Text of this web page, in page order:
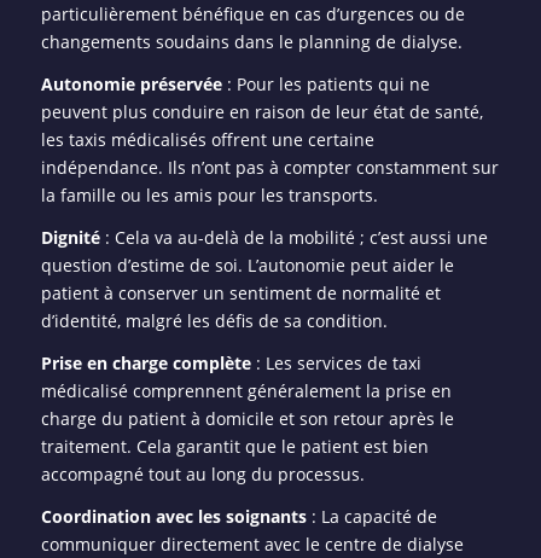
particulièrement bénéfique en cas d’urgences ou de
changements soudains dans le planning de dialyse.
Autonomie préservée: Pour les patients qui ne
peuvent plus conduire en raison de leur état de santé,
les taxis médicalisés offrent une certaine
indépendance. Ils n’ont pas à compter constamment sur
la famille ou les amis pour les transports.
Dignité: Cela va au-delà de la mobilité ; c’est aussi une
question d’estime de soi. L’autonomie peut aider le
patient à conserver un sentiment de normalité et
d’identité, malgré les défis de sa condition.
Prise en charge complète: Les services de taxi
médicalisé comprennent généralement la prise en
charge du patient à domicile et son retour après le
traitement. Cela garantit que le patient est bien
accompagné tout au long du processus.
Coordination avec les soignants: La capacité de
communiquer directement avec le centre de dialyse